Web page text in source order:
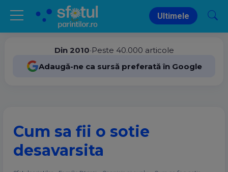
Ultimele
Din 2010•Peste 40.000 articole
Adaugă-ne ca sursă preferată în Google
Cum sa fii o sotie
desavarsita